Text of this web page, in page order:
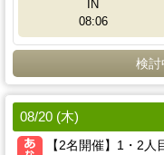
IN
08:06
検討
08/20 (木)
【2名開催】1・2